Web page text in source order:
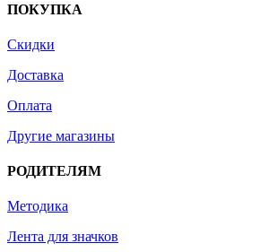
ПОКУПКА
Скидки
Доставка
Оплата
Другие магазины
РОДИТЕЛЯМ
Методика
Лента для значков